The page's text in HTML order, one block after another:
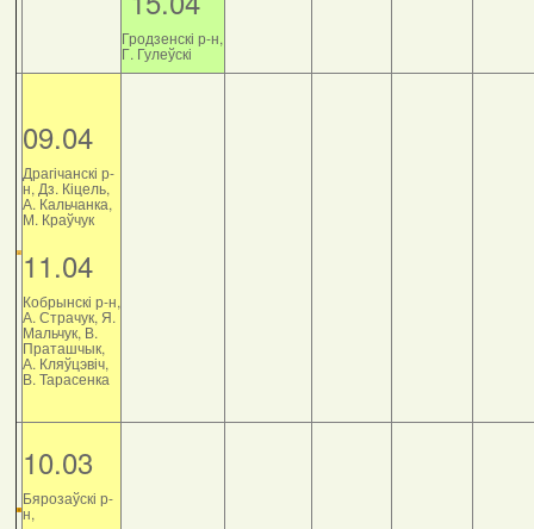
Гродзенскі р-н,
Г. Гулеўскі
09.04
Драгічанскі р-
н, Дз. Кіцель,
А. Кальчанка,
М. Краўчук
11.04
Кобрынскі р-н,
А. Страчук, Я.
Мальчук, В.
Праташчык,
А. Кляўцэвіч,
В. Тарасенка
10.03
Бярозаўскі р-
н,